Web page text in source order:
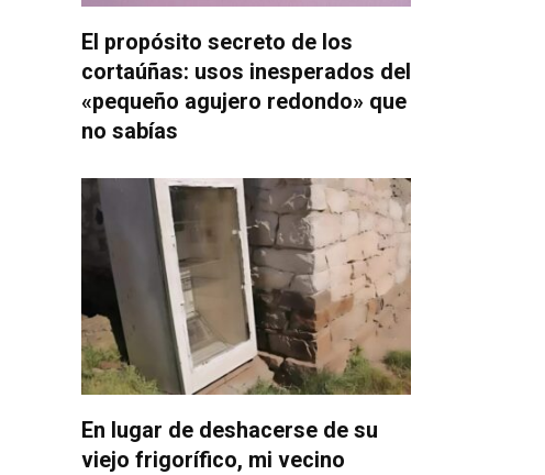
El propósito secreto de los
cortaúñas: usos inesperados del
«pequeño agujero redondo» que
no sabías
En lugar de deshacerse de su
viejo frigorífico, mi vecino